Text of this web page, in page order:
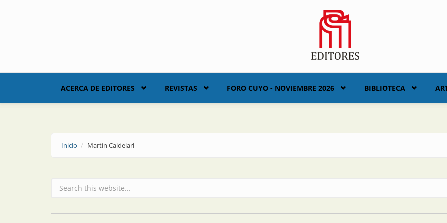
ACERCA DE EDITORES REVISTAS FORO CUYO - NOVIEMBRE 2026 BIBLIOTECA
Inicio Martín Caldelari
Formulario de búsqueda